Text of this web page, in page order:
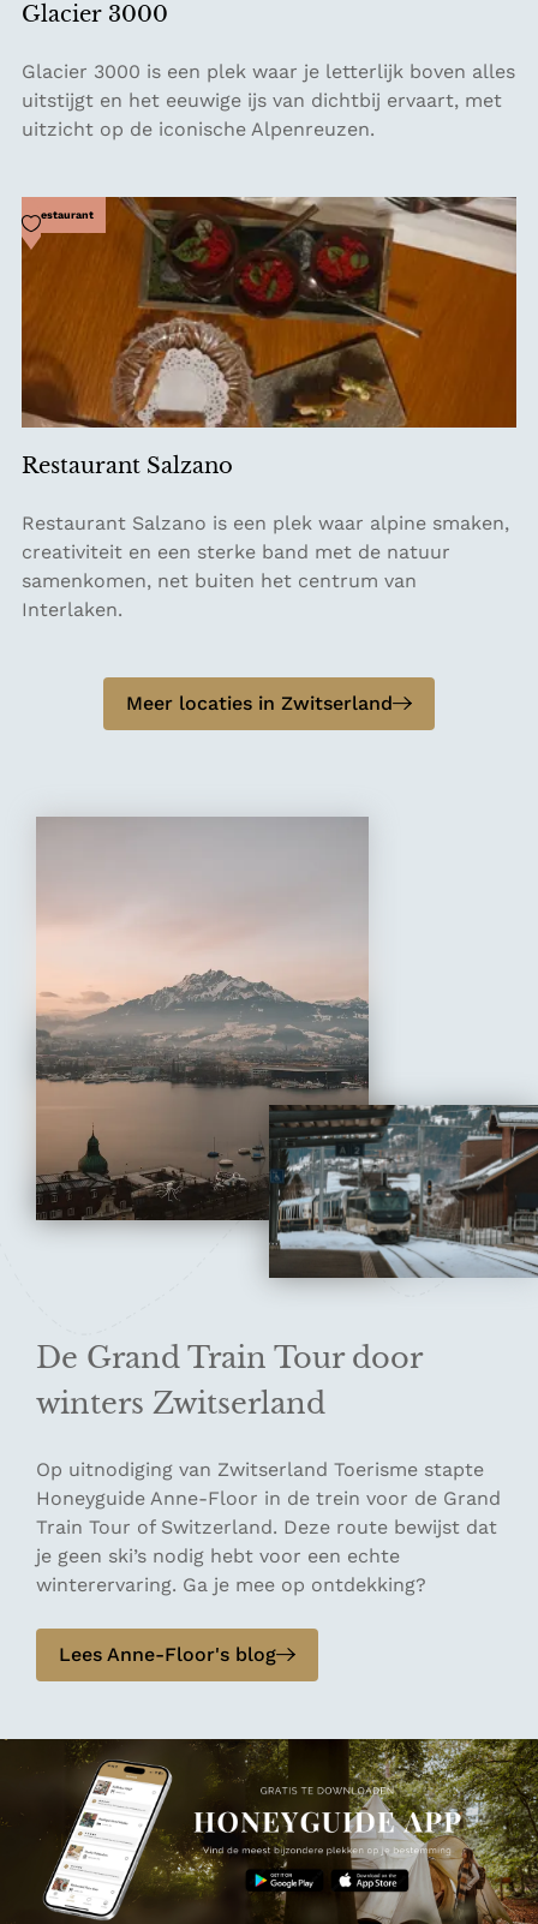
i
t
ä
N
t
s
c
Glacier 3000
G
l
a
e
r
0
Glacier 3000 is een plek waar je letterlijk boven alles
uitstijgt en het eeuwige ijs van dichtbij ervaart, met
uitzicht op de iconische Alpenreuzen.
Restaurant Salzano
R
e
s
t
Restaurant
Voeg toe als favoriet
Restaurant Salzano is een plek waar alpine smaken,
creativiteit en een sterke band met de natuur
samenkomen, net buiten het centrum van
Interlaken.
Meer locaties in Zwitserland
De Grand Train Tour door
winters Zwitserland
Op uitnodiging van Zwitserland Toerisme stapte
Honeyguide Anne-Floor in de trein voor de Grand
Train Tour of Switzerland. Deze route bewijst dat
je geen ski’s nodig hebt voor een echte
winterervaring. Ga je mee op ontdekking?
Lees Anne-Floor's blog